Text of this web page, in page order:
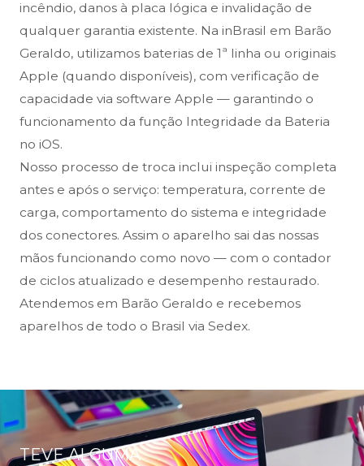
incêndio, danos à placa lógica e invalidação de
qualquer garantia existente. Na inBrasil em Barão
Geraldo, utilizamos baterias de 1ª linha ou originais
Apple (quando disponíveis), com verificação de
capacidade via software Apple — garantindo o
funcionamento da função Integridade da Bateria
no iOS.
Nosso processo de troca inclui inspeção completa
antes e após o serviço: temperatura, corrente de
carga, comportamento do sistema e integridade
dos conectores. Assim o aparelho sai das nossas
mãos funcionando como novo — com o contador
de ciclos atualizado e desempenho restaurado.
Atendemos em Barão Geraldo e recebemos
aparelhos de todo o Brasil via Sedex.
TEVE ALGUMA